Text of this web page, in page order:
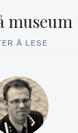
museum
Å LESE